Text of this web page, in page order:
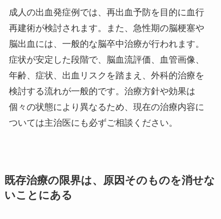
成人の出血発症例では、再出血予防を目的に血行
再建術が検討されます。また、急性期の脳梗塞や
脳出血には、一般的な脳卒中治療が行われます。
症状が安定した段階で、脳血流評価、血管画像、
年齢、症状、出血リスクを踏まえ、外科的治療を
検討する流れが一般的です。治療方針や効果は
個々の状態により異なるため、現在の治療内容に
ついては主治医にも必ずご相談ください。
既存治療の限界は、原因そのものを消せな
いことにある